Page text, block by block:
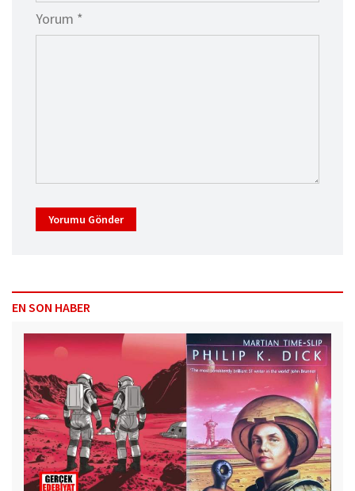
Yorum *
Yorumu Gönder
EN SON HABER